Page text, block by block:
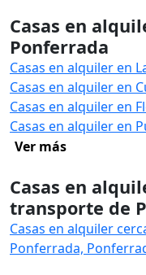
Casas en
Ponferrada
Casas en alquiler en
Casas en alquiler en
Casas en alquiler en
Casas en alquiler en
Ver más
Casas en
transporte de
Casas en alquiler
Ponferrada,